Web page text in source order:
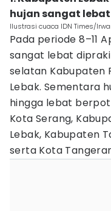
hujan sangat lebat
Ilustrasi cuaca IDN Times/
Pada periode 8–11
sangat lebat
selatan Kabupaten
Lebak. Sementara
hingga lebat
Kota Serang,
Lebak, Kabupaten
serta Kota